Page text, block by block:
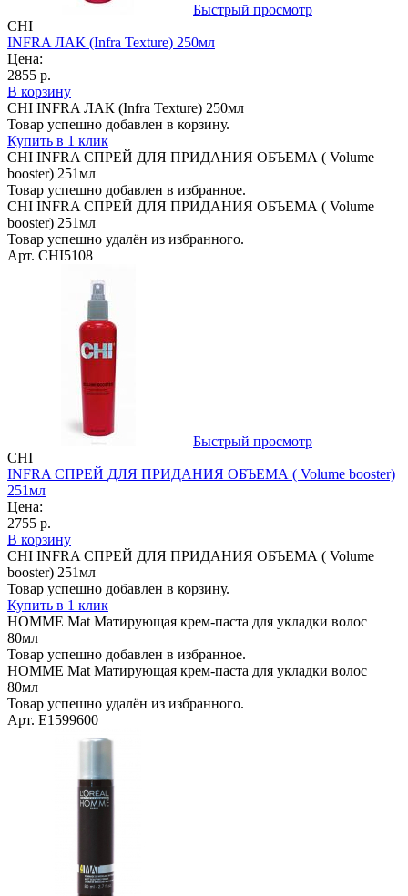
Быстрый просмотр
CHI
INFRA ЛАК (Infra Texture) 250мл
Цена:
2855 р.
В корзину
CHI INFRA ЛАК (Infra Texture) 250мл
Товар успешно добавлен в корзину.
Купить в 1 клик
CHI INFRA CПРЕЙ ДЛЯ ПРИДАНИЯ ОБЪЕМА ( Volume
booster) 251мл
Товар успешно добавлен в избранное.
CHI INFRA CПРЕЙ ДЛЯ ПРИДАНИЯ ОБЪЕМА ( Volume
booster) 251мл
Товар успешно удалён из избранного.
Арт. CHI5108
Быстрый просмотр
CHI
INFRA CПРЕЙ ДЛЯ ПРИДАНИЯ ОБЪЕМА ( Volume booster)
251мл
Цена:
2755 р.
В корзину
CHI INFRA CПРЕЙ ДЛЯ ПРИДАНИЯ ОБЪЕМА ( Volume
booster) 251мл
Товар успешно добавлен в корзину.
Купить в 1 клик
HOMME Mat Матирующая крем-паста для укладки волос
80мл
Товар успешно добавлен в избранное.
HOMME Mat Матирующая крем-паста для укладки волос
80мл
Товар успешно удалён из избранного.
Арт. E1599600